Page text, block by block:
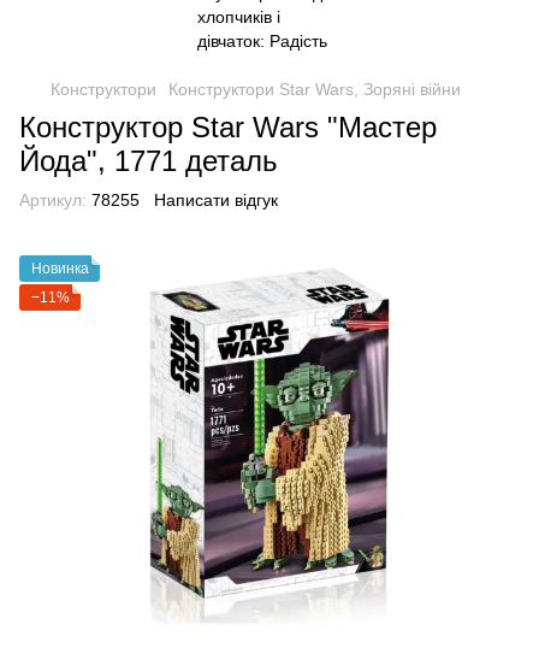
Конструктори Конструктори Star Wars, Зоряні війни
Конструктор Star Wars "Мастер
Йода", 1771 деталь
Артикул: 78255 Написати відгук
Новинка
−11%